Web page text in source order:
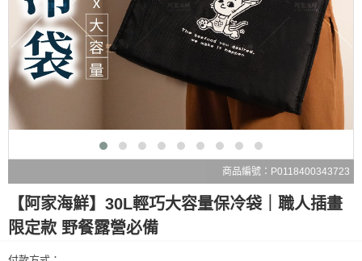
商品編號：P0118400343723
【阿家海鮮】30L輕巧大容量保冷袋｜職人插畫
限定款 野餐露營必備